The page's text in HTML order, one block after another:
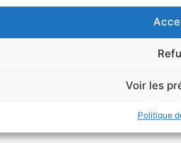
Voir les
Politique